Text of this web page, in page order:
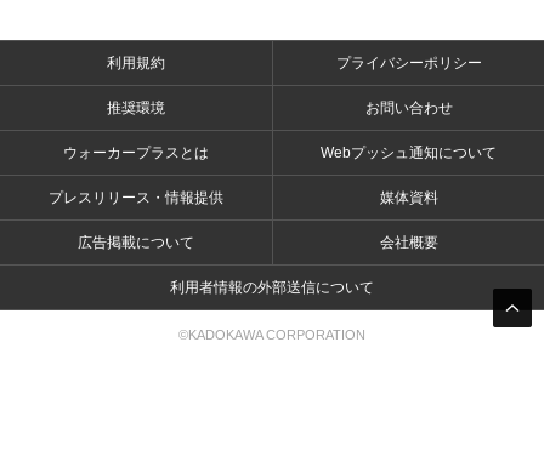
利用規約 プライバシーポリシー
推奨環境 お問い合わせ
ウォーカープラスとは Webプッシュ通知について
プレスリリース・情報提供 媒体資料
広告掲載について 会社概要
利用者情報の外部送信について
©KADOKAWA CORPORATION